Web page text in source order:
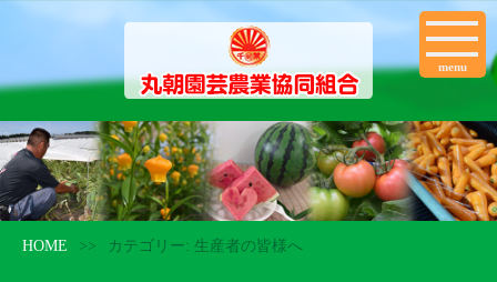
menu
HOME >> カテゴリー: 生産者の皆様へ